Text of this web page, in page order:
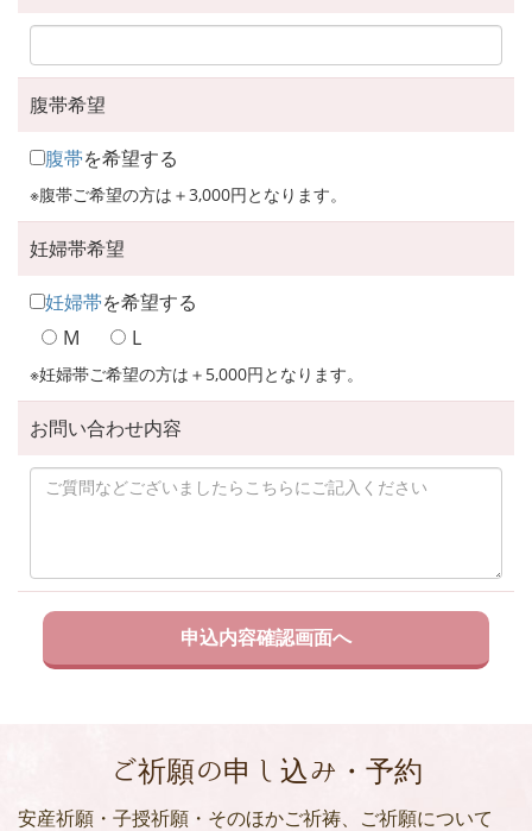
腹帯希望
腹帯を希望する
※腹帯ご希望の方は＋3,000円となります。
妊婦帯希望
妊婦帯を希望する
M
L
※妊婦帯ご希望の方は＋5,000円となります。
お問い合わせ内容
ご祈願の申し込み・予約
安産祈願・子授祈願・そのほかご祈祷、ご祈願について